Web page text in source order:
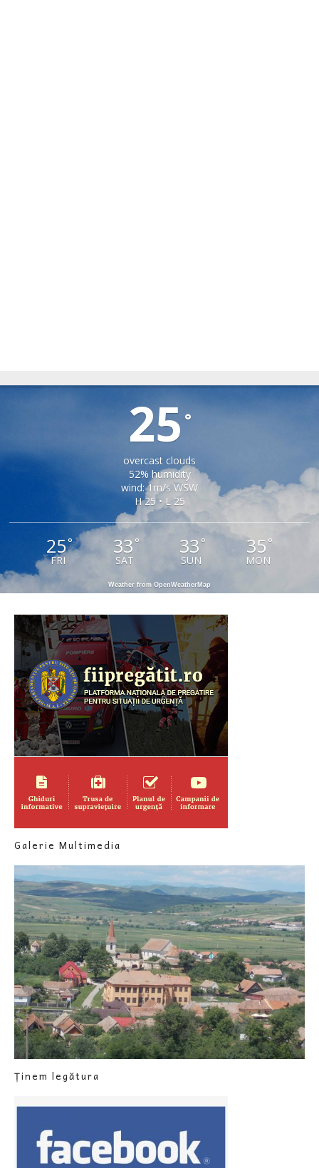
25°
overcast clouds
52% humidity
wind: 1m/s WSW
H 25 • L 25
25°
FRI
33 °
SAT
33 °
SUN
35 °
MON
Weather from OpenWeatherMap
Galerie Multimedia
Ținem legătura